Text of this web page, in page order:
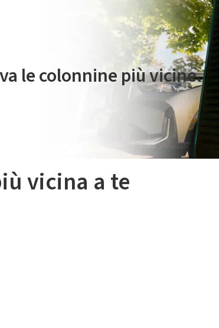
elettrica è gestito da Plenitude On The Road
le colonnine più vicine.
vicina a te